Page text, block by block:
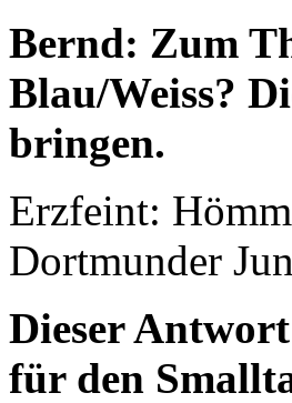
Bernd: Zum
Blau/Weiss?
bringen.
Erzfeint:
Dortmunder
Dieser
für den